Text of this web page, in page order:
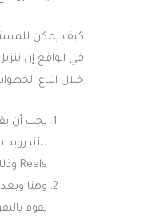
كيف يمكن
في الواقع إن
خلال اتباع
Reels وذلك بحسب ما يرغب ويريد. وبالتالي يجب عليه أن يقوم بتشغيل الفيديو أو الصورة التي يريد تحميلها على هاتفه.
وهنا
يقوم